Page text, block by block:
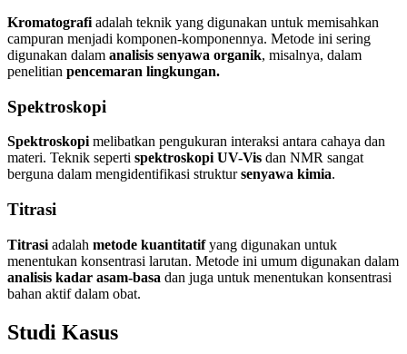
Kromatografi adalah teknik yang digunakan untuk memisahkan
campuran menjadi komponen-komponennya. Metode ini sering
digunakan dalam analisis senyawa organik, misalnya, dalam
penelitian pencemaran lingkungan.
Spektroskopi
Spektroskopi melibatkan pengukuran interaksi antara cahaya dan
materi. Teknik seperti spektroskopi UV-Vis dan NMR sangat
berguna dalam mengidentifikasi struktursenyawa kimia.
Titrasi
Titrasi adalah metode kuantitatifyang digunakan untuk
menentukan konsentrasi larutan. Metode ini umum digunakan dalam
analisis kadar asam-basa dan juga untuk menentukan konsentrasi
bahan aktif dalam obat.
Studi Kasus